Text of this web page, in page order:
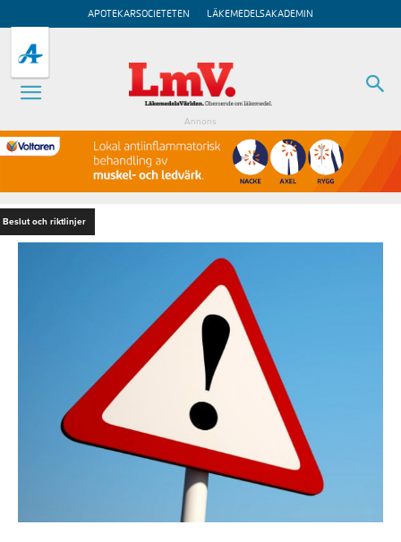
APOTEKARSOCIETETEN LÄKEMEDELSAKADEMIN
Annons
Beslut och riktlinjer